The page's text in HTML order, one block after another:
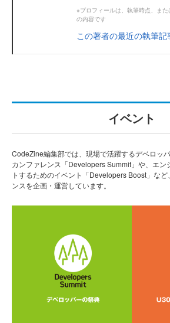
※プロフィールは、執筆時点、ま
の内容です
この著者の最近の執筆記
イベント
CodeZine編集部では、現場で活躍するデベロッ
カンファレンス「Developers Summit」や、エン
トするためのイベント「Developers Boost」な
ンスを企画・運営しています。